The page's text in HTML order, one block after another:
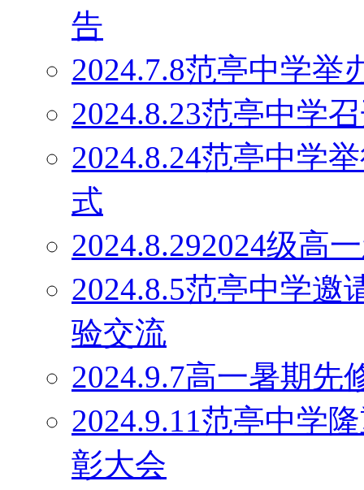
告
2024.7.8范亭中学举
2024.8.23范亭中学
2024.8.24范亭中学
式
2024.8.292024级高
2024.8.5范亭中学邀
验交流
2024.9.7高一暑期先
2024.9.11范亭中学
彰大会